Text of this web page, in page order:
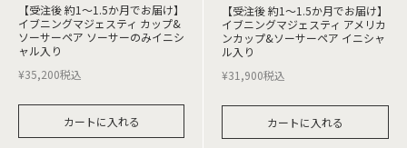
【受注後 約1～1.5か月でお届け】
イブニングマジェスティ カップ&
ソーサーペア ソーサーのみイニシ
ャル入り
¥35,200税込
カートに入れる
【受注後 約1～1.5か月でお届け】
イブニングマジェスティ アメリカ
ンカップ&ソーサーペア イニシャ
ル入り
¥31,900税込
カートに入れる